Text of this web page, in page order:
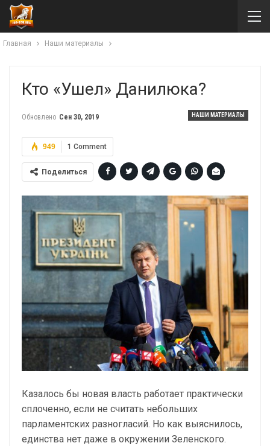
Главная Наши материалы
Кто «ушел» Данилюка?
НАШИ МАТЕРИАЛЫ
Обновлено Сен 30, 2019
1 Comment
949
Поделиться
Казалось бы новая власть работает практически
сплоченно, если не считать небольших
парламентских разногласий. Но как выяснилось,
единства нет даже в окружении Зеленского.